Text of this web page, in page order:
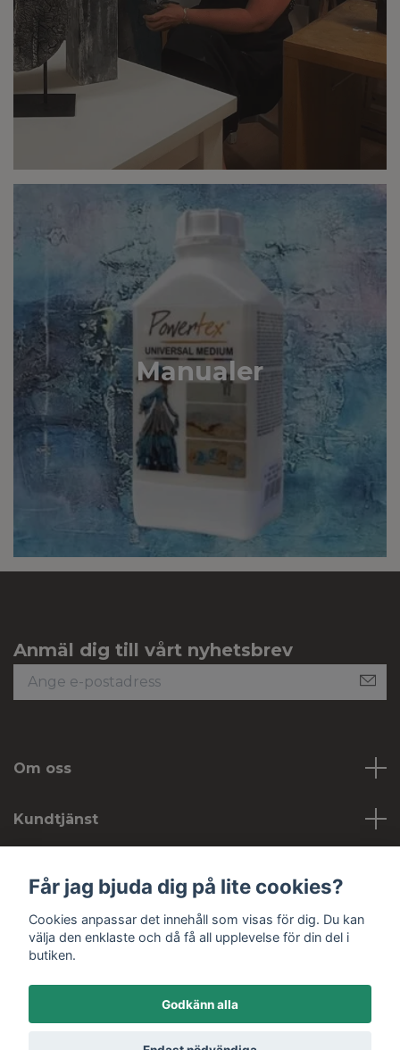
Manualer
Anmäl dig till vårt nyhetsbrev
Om oss
Kundtjänst
Sociala medier
© 2026 Hobbykojan
Får jag bjuda dig på lite cookies?
Cookies anpassar det innehåll som visas för dig. Du kan
välja den enklaste och då få all upplevelse för din del i
butiken.
Godkänn alla